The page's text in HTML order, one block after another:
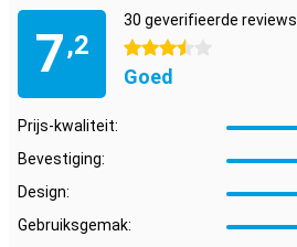
7,2
30 geverifieerde reviews
3.5 sterren
Goed
Prijs-kwaliteit:
Bevestiging:
Design:
Gebruiksgemak: